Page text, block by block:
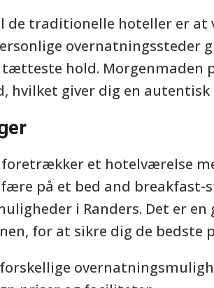
traditionelle hoteller er at
overnatningssteder
hold. Morgenmaden
hvilket giver dig en autentisk
et hotelværelse
på et bed and breakfast-
i Randers. Det er
for at sikre dig de bedste